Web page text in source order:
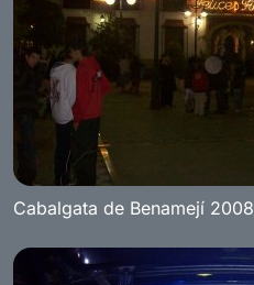
Cabalgata de Benamejí 2008